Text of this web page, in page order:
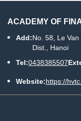
ACADEMY OF
Add:No. 58, Le
Dist., Hanoi
Tel:0438385507
Website:https://